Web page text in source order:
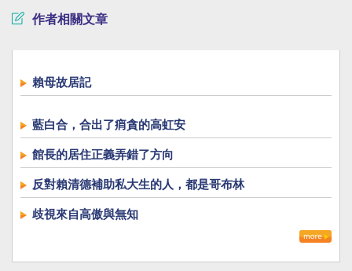
作者相關文章
賴母故居記
藍白合，合出了痟貪的高虹安
館長的居住正義弄錯了方向
反對賴清德補助私大生的人，都是哥布林
歧視來自高傲與無知